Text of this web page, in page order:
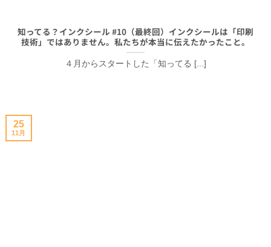
知ってる？インクシール #10（最終回）インクシールは「印刷
技術」ではありません。私たちが本当に伝えたかったこと。
４月からスタートした「知ってる [...]
25
11月